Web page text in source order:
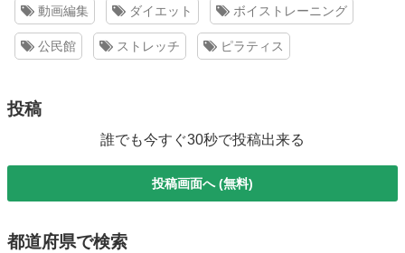
動画編集 ダイエット ボイストレーニング
公民館 ストレッチ ピラティス
投稿
誰でも今すぐ30秒で投稿出来る
投稿画面へ (無料)
都道府県で検索